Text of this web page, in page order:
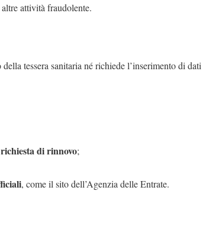
attività fraudolente.
tessera sanitaria né richiede l’inserimento di dati
di rinnovo;
, come il sito dell’Agenzia delle Entrate.